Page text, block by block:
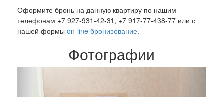
Оформите бронь на данную квартиру по нашим
телефонам +7 927-931-42-31, +7 917-77-438-77 или с
нашей формы on-line бронирование.
Фотографии